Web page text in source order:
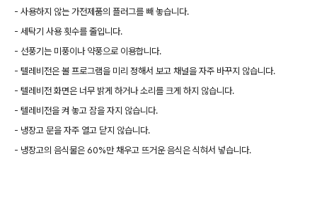
- 사용하지 않는 가전제품의 플러그를 빼 놓습니다.
- 세탁기 사용 횟수를 줄입니다.
- 선풍기는 미풍이나 약풍으로 이용합니다.
- 텔레비전은 볼 프로그램을 미리 정해서 보고 채널을 자주 바꾸지 않습니다.
- 텔레비전 화면은 너무 밝게 하거나 소리를 크게 하지 않습니다.
- 텔레비전을 켜 놓고 잠을 자지 않습니다.
- 냉장고 문을 자주 열고 닫지 않습니다.
- 냉장고의 음식물은 60%만 채우고 뜨거운 음식은 식혀서 넣습니다.